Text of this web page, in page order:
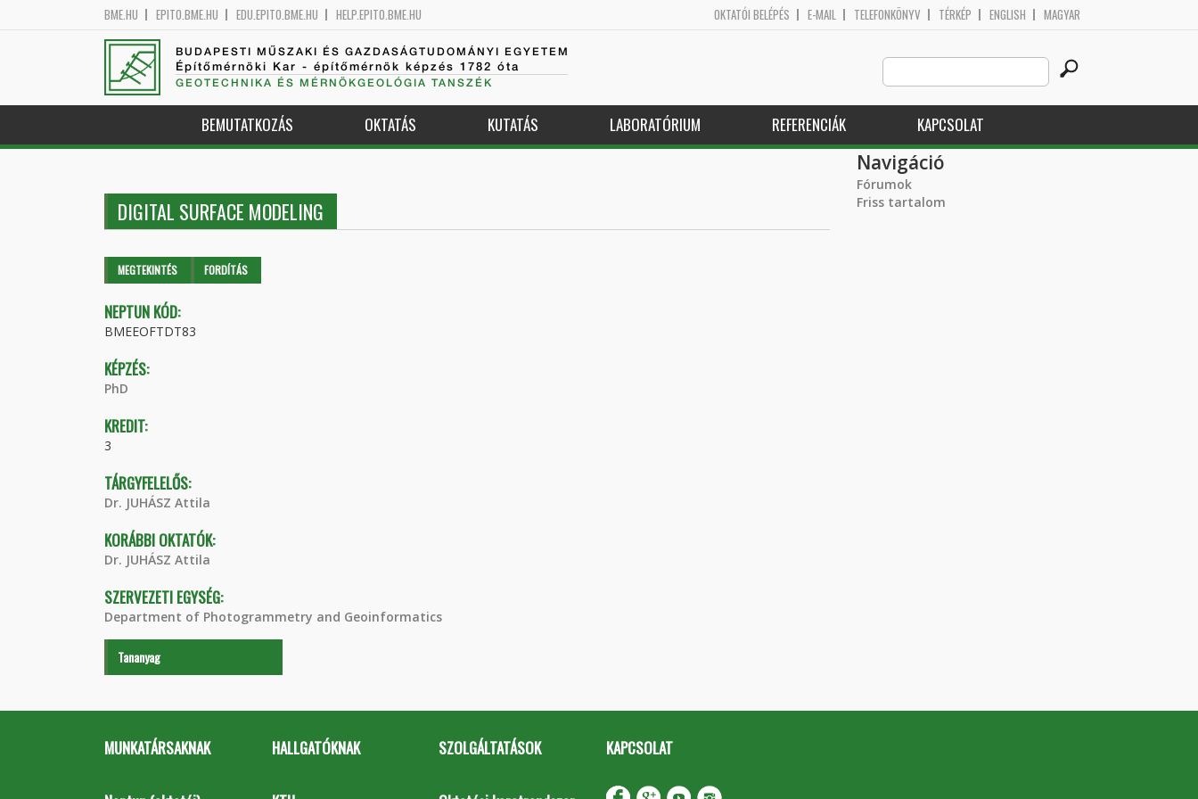
BME.HU EPITO.BME.HU EDU.EPITO.BME.HU HELP.EPITO.BME.HU OKTATÓI BELÉPÉS E-MAIL TELEFONKÖNYV TÉRKÉP ENGLISH MAGYAR
BUDAPESTI MŰSZAKI ÉS GAZDASÁGTUDOMÁNYI EGYETEM
Építőmérnöki Kar - építőmérnök képzés 1782 óta
GEOTECHNIKA ÉS MÉRNÖKGEOLÓGIA TANSZÉK
Search
this
site
BEMUTATKOZÁS OKTATÁS KUTATÁS LABORATÓRIUM REFERENCIÁK KAPCSOLAT
DIGITAL SURFACE MODELING
Elsődleges fülek
MEGTEKINTÉS (AKTÍVFORDÍTÁS
NEPTUN KÓD:
BMEEOFTDT83
KÉPZÉS:
PhD
KREDIT:
3
TÁRGYFELELŐS:
Dr. JUHÁSZ Attila
KORÁBBI OKTATÓK:
Dr. JUHÁSZ Attila
SZERVEZETI EGYSÉG:
Department of Photogrammetry and Geoinformatics
Tananyag
Navigáció
Fórumok
Friss tartalom
MUNKATÁRSAKNAK HALLGATÓKNAK SZOLGÁLTATÁSOK KAPCSOLAT